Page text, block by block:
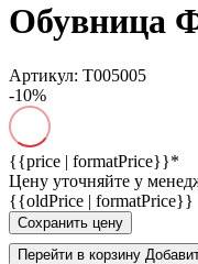
Обувница
Артикул: Т005005
-10%
{{price | formatPrice}}*
Цену уточняйте у
{{oldPrice | formatPrice}}
Сохранить цену
Перейти в корзину